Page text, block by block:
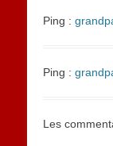
Ping :
Ping :
Les